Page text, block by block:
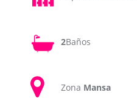
2Baños
Zona Mansa